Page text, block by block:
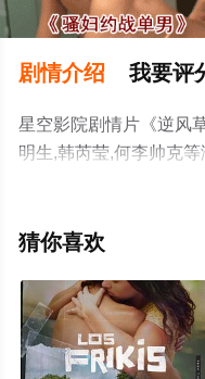
剧情介绍 我要评
星空影院剧情片《逆风
明生,韩芮莹,何李帅克
机免费观看高清无删减
猜你喜欢